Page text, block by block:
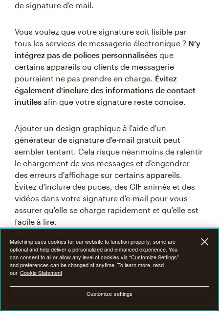
de signature d'e-mail.
Vous voulez que votre signature soit lisible par
tous les services de messagerie électronique ? N’y
intégrez pas de polices personnalisées que
certains appareils ou clients de messagerie
pourraient ne pas prendre en charge. Évitez
également d'inclure des informations de contact
inutiles afin que votre signature reste concise.
Ajouter un design graphique à l'aide d'un
générateur de signature d'e-mail gratuit peut
sembler tentant. Cela risque néanmoins de ralentir
le chargement de vos messages et d'engendrer
des erreurs d'affichage sur certains appareils.
Évitez d'inclure des puces, des GIF animés et des
vidéos dans votre signature d'e-mail pour vous
assurer qu'elle se charge rapidement et qu'elle est
facile à lire.
L’objectif ? Rédiger une signature d'e-mail détaillée,
mais sans trop en faire.
Conseils pour la création
Mailchimp uses cookies for our website to function properly; some are
optional and help deliver a personalized and enhanced experience. You
can consent to all or allow any level of cookies via “Customize Settings”
and preferences can be changed at anytime. To learn more, read
our Cookie Statement
Customize settings